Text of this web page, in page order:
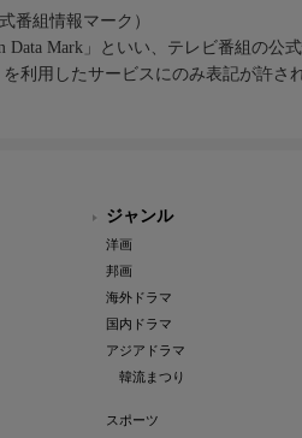
番組情報マーク）
Data Mark」といい、テレビ番組の公
を利用したサービスにのみ表記が許さ
ジャンル
洋画
邦画
海外ドラマ
国内ドラマ
アジアドラマ
韓流まつり
スポーツ